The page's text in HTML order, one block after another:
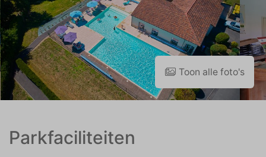
Toon alle foto's
Parkfaciliteiten